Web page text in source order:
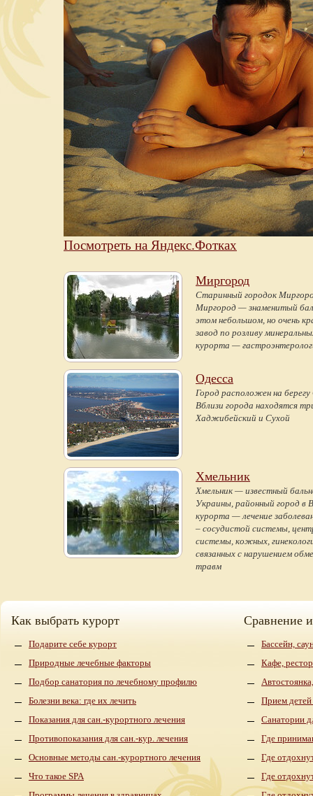
Посмотреть на Яндекс.Фотках
Миргород
Старинный городок
Миргород — знаменитый
этом небольшом, но очень
завод по розливу
курорта —
Одесса
Город расположен на
Вблизи города находятся
Хаджибейский и Сухой
Хмельник
Хмельник — известный
Украины, районный город в
курорта — лечение
– сосудистой системы,
системы, кожных,
связанных с нарушением
травм
Как выбрать курорт
Подарите себе курорт
Природные лечебные факторы
Подбор санатория по лечебному профилю
Болезни века: где их лечить
Показания для сан.-курортного лечения
Противопоказания для сан.-кур. лечения
Основные методы сан.-курортного лечения
Что такое SPA
Сравнение
Бассейн,
Кафе,
Прием детей
Санатории
Где
Где
Где